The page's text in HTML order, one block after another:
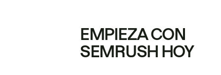
EMPIEZA CON
SEMRUSH HOY